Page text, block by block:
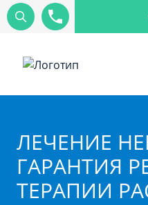
ЛЕЧЕНИЕ
ГАРАНТИЯ
ТЕРАПИИ